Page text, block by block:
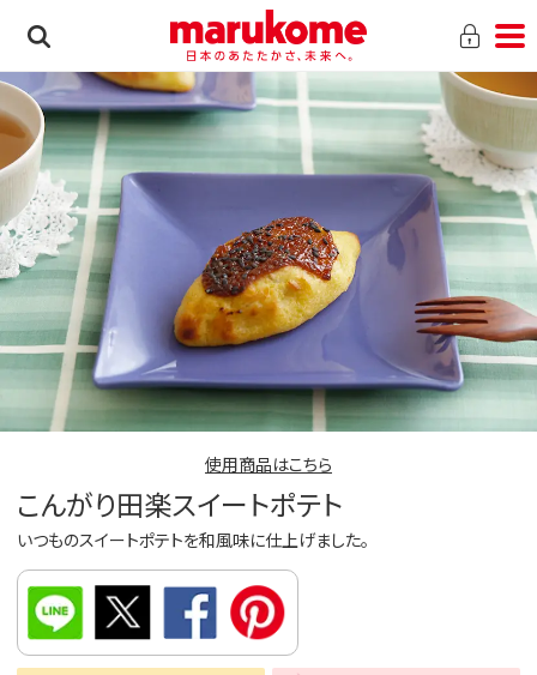
使用商品はこちら
こんがり田楽スイートポテト
いつものスイートポテトを和風味に仕上げました。